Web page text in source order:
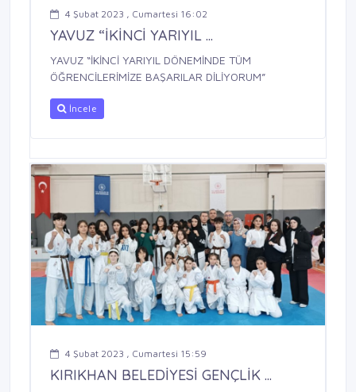
4 Şubat 2023 , Cumartesi 16:02
YAVUZ “İKİNCİ YARIYIL ...
YAVUZ “İKİNCİ YARIYIL DÖNEMİNDE TÜM
ÖĞRENCİLERİMİZE BAŞARILAR DİLİYORUM”
İncele
4 Şubat 2023 , Cumartesi 15:59
KIRIKHAN BELEDİYESİ GENÇLİK ...